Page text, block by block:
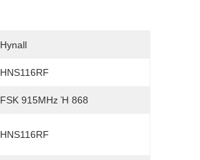
Hynall
HNS116RF
FSK 915MHz Ή 868
HNS116RF